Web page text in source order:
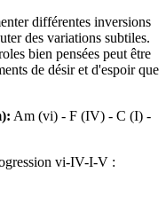
différentes inversions
des variations subtiles.
bien pensées peut être
de désir et d'espoir que
Am (vi) - F (IV) - C (I) -
vi-IV-I-V :